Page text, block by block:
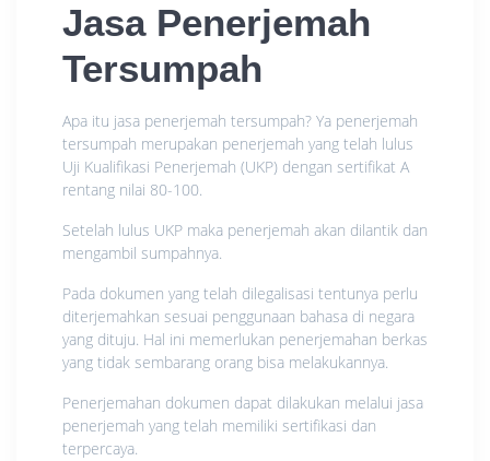
Jasa Penerjemah
Tersumpah
Apa itu jasa penerjemah tersumpah? Ya penerjemah
tersumpah merupakan penerjemah yang telah lulus
Uji Kualifikasi Penerjemah (UKP) dengan sertifikat A
rentang nilai 80-100.
Setelah lulus UKP maka penerjemah akan dilantik dan
mengambil sumpahnya.
Pada dokumen yang telah dilegalisasi tentunya perlu
diterjemahkan sesuai penggunaan bahasa di negara
yang dituju. Hal ini memerlukan penerjemahan berkas
yang tidak sembarang orang bisa melakukannya.
Penerjemahan dokumen dapat dilakukan melalui jasa
penerjemah yang telah memiliki sertifikasi dan
terpercaya.